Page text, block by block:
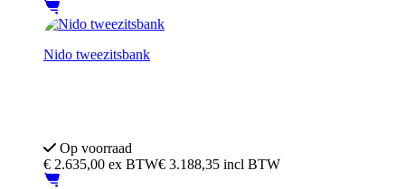
Nido tweezitsbank
Op voorraad
€ 2.635,00 ex BTW€ 3.188,35 incl BTW